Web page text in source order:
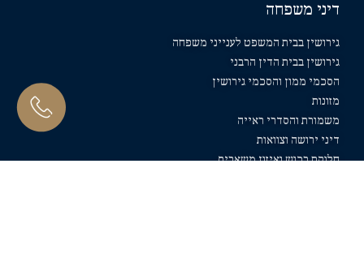
דיני משפחה
גירושין בבית המשפט לענייני משפחה
גירושין בבית הדין הרבני
הסכמי ממון והסכמי גירושין
מזונות
משמורת והסדרי ראייה
דיני ירושה וצוואות
חלוקת רכוש ואיזון משאבים